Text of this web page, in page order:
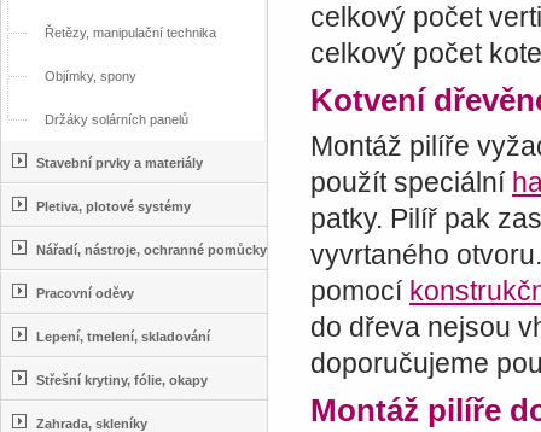
celkový počet
celkový počet
Kotvení
Montáž pilíře
použít speciální
patky. Pilíř pak
vyvrtaného
pomocí
do dřeva nejsou
doporučujeme
Montáž pilíře
Řetězy, manipulační technika
Objímky, spony
Držáky solárních panelů
Stavební prvky a materiály
Pletiva, plotové systémy
Nářadí, nástroje, ochranné pomůcky
Pracovní oděvy
Lepení, tmelení, skladování
Střešní krytiny, fólie, okapy
Zahrada, skleníky